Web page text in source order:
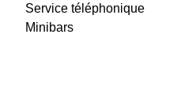
Service téléphonique
Minibars